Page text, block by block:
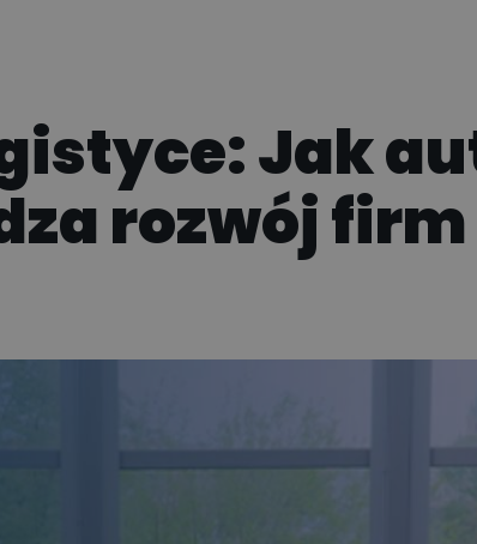
Jak
rozwój firm